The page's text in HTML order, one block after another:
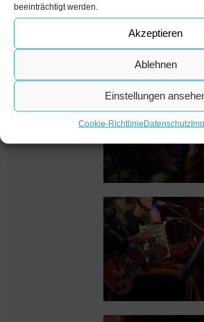
beeinträchtigt werden.
Akzeptieren
Ablehnen
Einstellungen
Cookie-RichtlinieDatenschutz